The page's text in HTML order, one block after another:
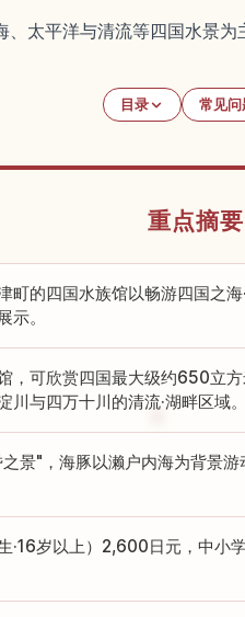
太平洋与清流等四国水景
目录 常见问
重点摘要
町的四国水族馆以畅游四国之
示。
，可欣赏四国最大级约650立
川与四万十川的清流·湖畔区域。
景"，海豚以濑户内海为背景
·16岁以上）2,600日元，中